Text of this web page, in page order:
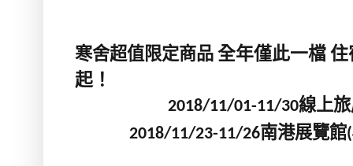
寒舍超值限定商品 全年僅此一檔 住
起！
2018/11/01-11/30線上
2018/11/23-11/26南港展覽館